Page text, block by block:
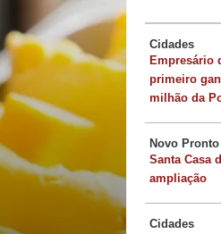
Cidades
Empresário
primeiro ganhador
milhão da
Novo
Santa Casa
ampliação
Cidades